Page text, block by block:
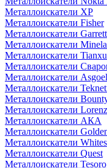
Металлоискатели XP
Металлоискатели Fisher
Металлоискатели Garrett
Металлоискатели
Металлоискатели
Металлоискатели
Металлоискатели
Металлоискатели
Металлоискатели
Металлоискатели Lorenz
Металлоискатели АКА
Металлоискатели
Металлоискатели Whites
Металлоискатели Quest
Металлоискатели Tesoro